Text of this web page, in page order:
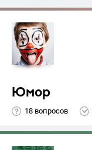
Юмор
18 вопросов